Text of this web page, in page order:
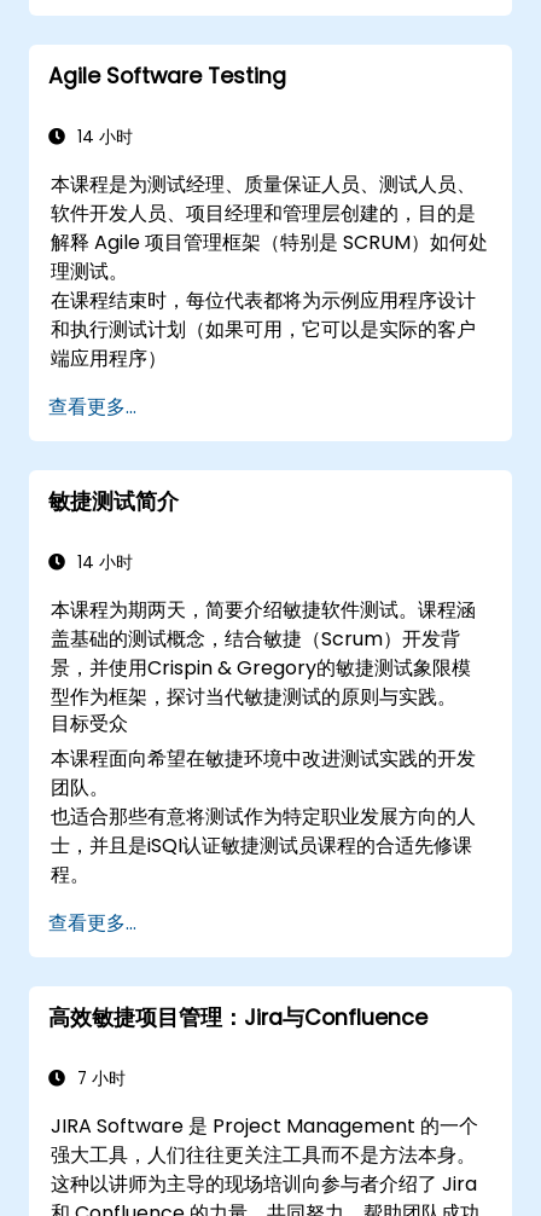
Agile Software Testing
14 小时
本课程是为测试经理、质量保证人员、测试人员、
软件开发人员、项目经理和管理层创建的，目的是
解释 Agile 项目管理框架（特别是 SCRUM）如何处
理测试。
在课程结束时，每位代表都将为示例应用程序设计
和执行测试计划（如果可用，它可以是实际的客户
端应用程序）
查看更多...
敏捷测试简介
14 小时
本课程为期两天，简要介绍敏捷软件测试。课程涵
盖基础的测试概念，结合敏捷（Scrum）开发背
景，并使用Crispin & Gregory的敏捷测试象限模
型作为框架，探讨当代敏捷测试的原则与实践。
目标受众
本课程面向希望在敏捷环境中改进测试实践的开发
团队。
也适合那些有意将测试作为特定职业发展方向的人
士，并且是iSQI认证敏捷测试员课程的合适先修课
程。
查看更多...
高效敏捷项目管理：Jira与Confluence
7 小时
JIRA Software 是 Project Management 的一个
强大工具，人们往往更关注工具而不是方法本身。
这种以讲师为主导的现场培训向参与者介绍了 Jira